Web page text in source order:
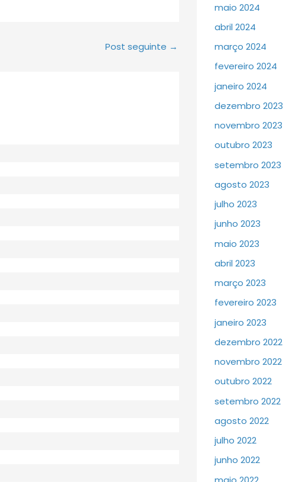
Post seguinte →
maio 2024
abril 2024
março 2024
fevereiro 2024
janeiro 2024
dezembro 2023
novembro 2023
outubro 2023
setembro 2023
agosto 2023
julho 2023
junho 2023
maio 2023
abril 2023
março 2023
fevereiro 2023
janeiro 2023
dezembro 2022
novembro 2022
outubro 2022
setembro 2022
agosto 2022
julho 2022
junho 2022